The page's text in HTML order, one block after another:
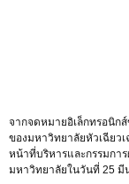
จากจดหมายอิเล็กทรอนิก
ของมหาวิทยาลัยหัวเฉียว
หน้าที่บริหารและกรรมกา
มหาวิทยาลัยในวันที่ 25 มี